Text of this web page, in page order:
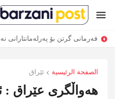
فەرمانی گرتن بۆ پەرلەمانتارانی
الصفحة الرئيسية ئێراق
هەواڵگری عێراق :